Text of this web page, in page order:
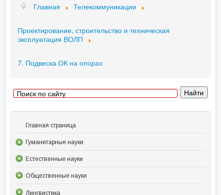
Главная Телекоммуникации
Проектирование, строительство и техническая
эксплуатация ВОЛП
7. Подвеска ОК на опорах
Главная страница
Гуманитарные науки
Естественные науки
Общественные науки
Лингвистика